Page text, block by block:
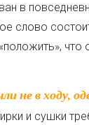
в
слово
и сушки